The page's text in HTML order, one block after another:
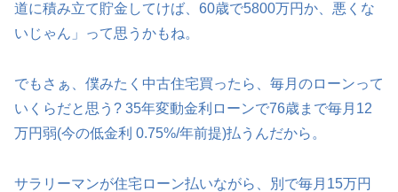
道に積み立て貯金してけば、60歳で5800万円か、悪くな
いじゃん」って思うかもね。
でもさぁ、僕みたく中古住宅買ったら、毎月のローンって
いくらだと思う? 35年変動金利ローンで76歳まで毎月12
万円弱(今の低金利 0.75%/年前提)払うんだから。
サラリーマンが住宅ローン払いながら、別で毎月15万円